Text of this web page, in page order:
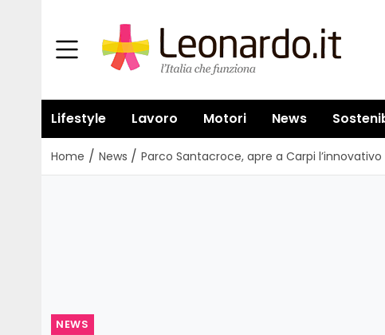
Lifestyle Lavoro Motori News
Home / News / Parco Santacroce, apre a Carpi
NEWS